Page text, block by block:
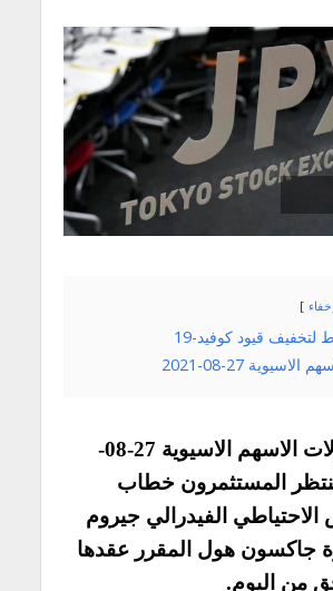
إخفاء
لتخفيف قيود كوفيد-19
27-08-2021
ارتفعت تداولات الاسهم الاسيوية 27-08-
ينتظر المستثمرون خطاب
الفيدرالي جيروم
جاكسون هول المقرر عقدها
من اليوم.